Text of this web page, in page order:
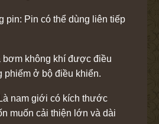
pin: Pin có thể dùng liên tiếp
bơm không khí được điều
phiếm ở bộ điều khiển.
nam giới có kích thước
muốn cải thiện lớn và dài